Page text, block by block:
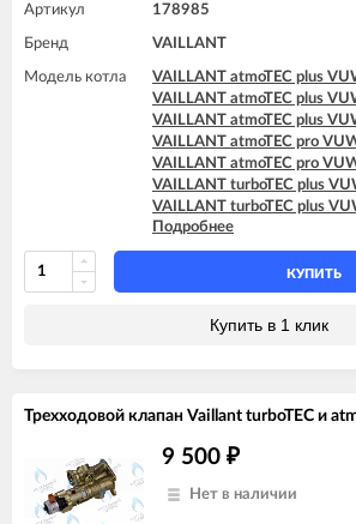
Артикул 178985
Бренд VAILLANT
Модель котла
VAILLANT atmoTEC plus
VAILLANT atmoTEC plus
VAILLANT atmoTEC plus
VAILLANT atmoTEC pro
VAILLANT atmoTEC pro
VAILLANT turboTEC plus
VAILLANT turboTEC plus
VAILLANT turboTEC plus
VAILLANT turboTEC plus
VAILLANT turboTEC plus
VAILLANT turboTEC pro
Подробнее
КУПИТЬ
Купить в 1 клик
Трехходовой клапан Vaillant turboTEC и
9 500 ₽
Нет в наличии